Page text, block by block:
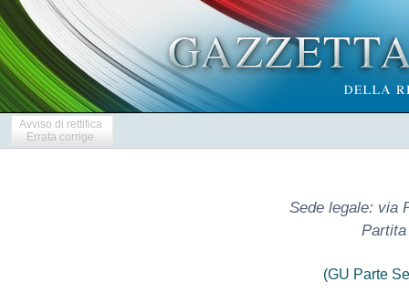
Avviso di rettifica
Errata corrige
Sede legale: via
Partita
(GU Parte